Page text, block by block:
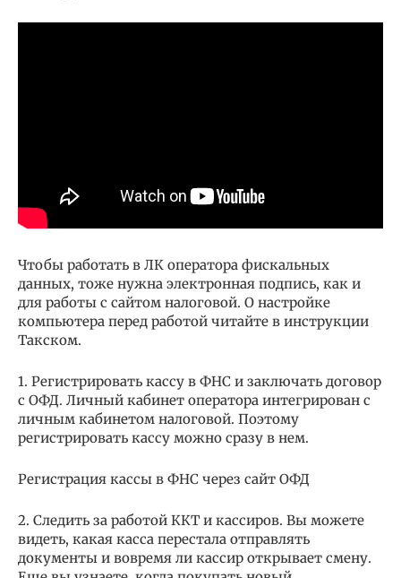
Чтобы работать в ЛК оператора фискальных
данных, тоже нужна электронная подпись, как и
для работы с сайтом налоговой. О настройке
компьютера перед работой читайте в инструкции
Такском.
1. Регистрировать кассу в ФНС и заключать договор
с ОФД. Личный кабинет оператора интегрирован с
личным кабинетом налоговой. Поэтому
регистрировать кассу можно сразу в нем.
Регистрация кассы в ФНС через сайт ОФД
2. Следить за работой ККТ и кассиров. Вы можете
видеть, какая касса перестала отправлять
документы и вовремя ли кассир открывает смену.